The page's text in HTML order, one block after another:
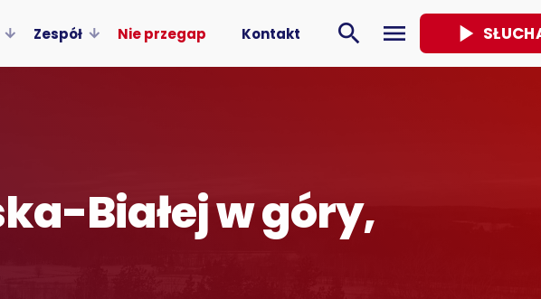
Zespół Nie przegap Kontakt search menu play_arrow
Białej w góry,